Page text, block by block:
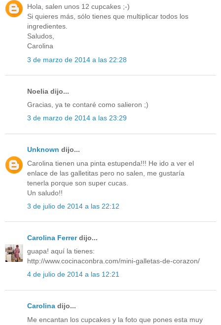
Hola, salen unos 12 cupcakes ;-)
Si quieres más, sólo tienes que multiplicar todos los
ingredientes.
Saludos,
Carolina
3 de marzo de 2014 a las 22:28
Noelia dijo...
Gracias, ya te contaré como salieron ;)
3 de marzo de 2014 a las 23:29
Unknown dijo...
Carolina tienen una pinta estupenda!!! He ido a ver el
enlace de las galletitas pero no salen, me gustaría
tenerla porque son super cucas.
Un saludo!!
3 de julio de 2014 a las 22:12
Carolina Ferrerdijo...
guapa! aquí la tienes:
http://www.cocinaconbra.com/mini-galletas-de-corazon/
4 de julio de 2014 a las 12:21
Carolina dijo...
Me encantan los cupcakes y la foto que pones esta muy